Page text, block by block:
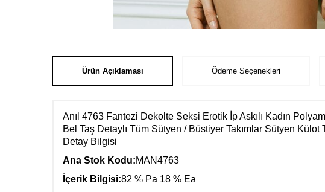
Ürün Açıklaması Ödeme Seçenekleri
Anıl 4763 Fantezi Dekolte Seksi Erotik İp Askılı Kadın
Bel Taş Detaylı Tüm Sütyen / Büstiyer Takımlar Sütyen Külot
Detay Bilgisi
Ana Stok Kodu:MAN4763
İçerik Bilgisi:82 % Pa 18 % Ea